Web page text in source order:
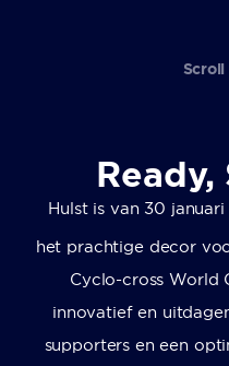
Ready,
Hulst is van 30
het prachtige decor
Cyclo-cross World
innovatief en
supporters en een